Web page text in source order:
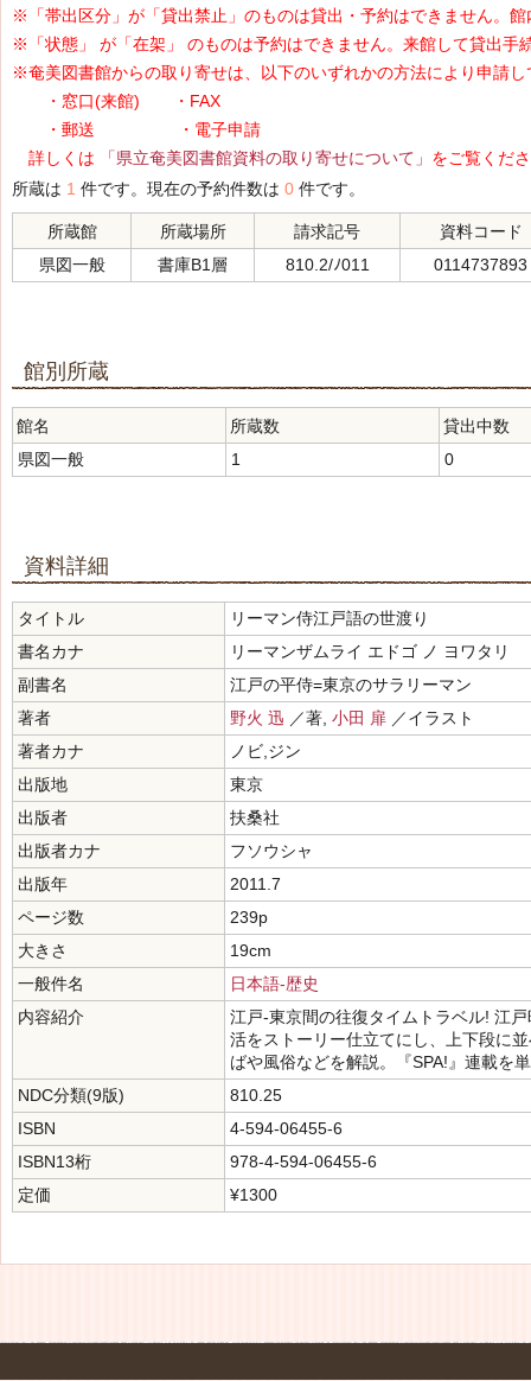
※「帯出区分」が「貸出禁止」のものは貸出・予約はできません。
※「状態」 が「在架」 のものは予約はできません。来館して貸出手
※奄美図書館からの取り寄せは、以下のいずれかの方法により申請し
・窓口(来館) ・FAX
・郵送 ・電子申請
詳しくは
「県立奄美図書館資料の取り寄せについて」 をご覧くだ
所蔵は 1 件です。現在の予約件数は 0 件です。
所蔵館 所蔵場所 請求記号
資料コード
県図一般
書庫B1層 810.2/ﾉ011 0114737893
館別所蔵
館名 所蔵数
貸出中数
県図一般
1 0
資料詳細
タイトル
リーマン侍江戸語の世渡り
書名カナ
リーマンザムライ エドゴ ノ ヨワタリ
副書名
江戸の平侍=東京のサラリーマン
著者
野火 迅 ／著, 小田 扉 ／イラスト
著者カナ
ノビ,ジン
出版地
東京
出版者
扶桑社
出版者カナ
フソウシャ
出版年
2011.7
ページ数
239p
大きさ
19cm
一般件名
日本語-歴史
内容紹介
江戸-東京間の往復タイムトラベル! 江
活をストーリー仕立てにし、上下段に
ばや風俗などを解説。『SPA!』連載を
NDC分類(9版)
810.25
ISBN
4-594-06455-6
ISBN13桁
978-4-594-06455-6
定価
¥1300